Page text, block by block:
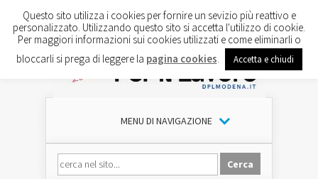
MENU DI NAVIGAZIONE
Questo sito utilizza i cookies per fornire un sevizio più reattivo e
personalizzato. Utilizzando questo sito si accetta l'utilizzo di cookie.
Per maggiori informazioni sui cookies utilizzati e come eliminarli o
bloccarli si prega di leggere la pagina cookies Accetta e chiudi